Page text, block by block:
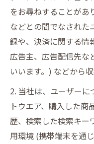
をお尋ねすることがあ
などとの間でなされた
録や、決済に関する情
広告主、広告配信先な
いいます。) などから
2. 当社は、ユーザーに
トウエア、購入した
歴、検索した検索キー
用環境 (携帯端末を通